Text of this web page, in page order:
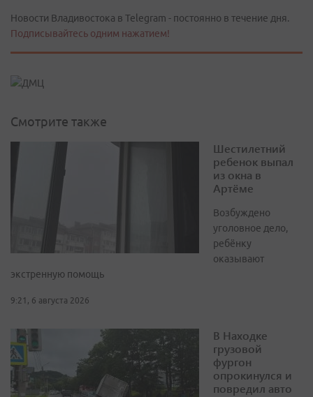
Новости Владивостока в Telegram - постоянно в течение дня.
Подписывайтесь одним нажатием!
Смотрите также
Шестилетний
ребенок выпал
из окна в
Артёме
Возбуждено
уголовное дело,
ребёнку
оказывают
экстренную помощь
9:21, 6 августа 2026
В Находке
грузовой
фургон
опрокинулся и
повредил авто